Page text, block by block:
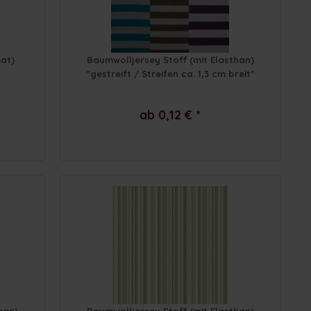
Baumwolljersey Stoff (mit Elasthan)
"gestreift / Streifen ca. 1,3 cm breit"
ab 0,12 € *